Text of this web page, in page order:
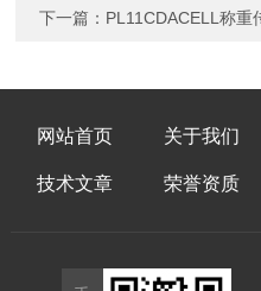
下一篇： PL11CDACELL称重
网站首页 关于我们
技术文章 荣誉资质